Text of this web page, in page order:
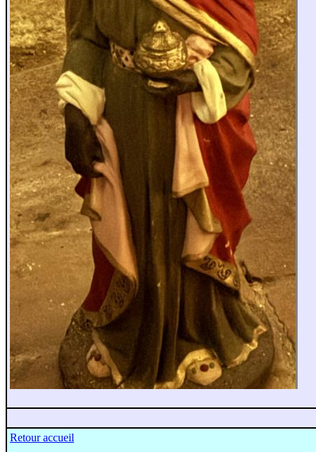
Retour accueil